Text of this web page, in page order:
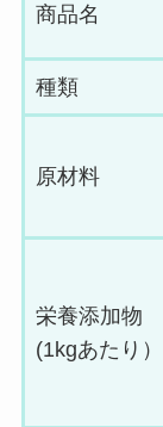
商品名
種類
原材料
栄養添加物
(1kgあたり）